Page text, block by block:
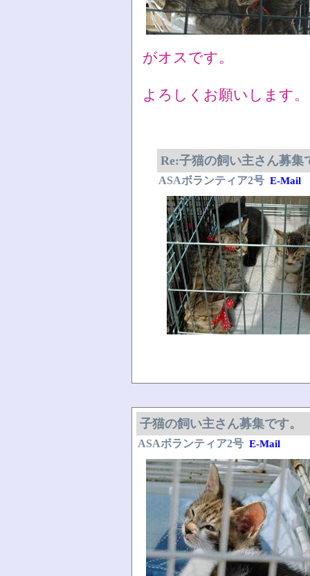
がオスです。
よろしくお願いします。
Re:子猫の飼い主さん募集
ASAボランティア2号 E-Mail
子猫の飼い主さん募集です。
ASAボランティア2号 E-Mail